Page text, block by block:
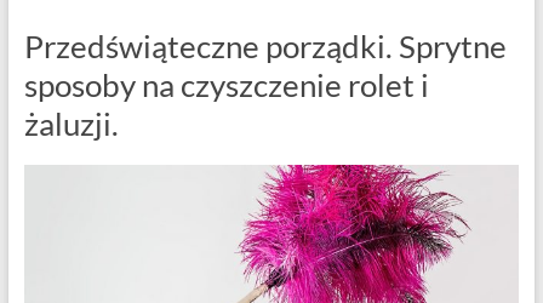
Przedświąteczne porządki. Sprytne
sposoby na czyszczenie rolet i
żaluzji.